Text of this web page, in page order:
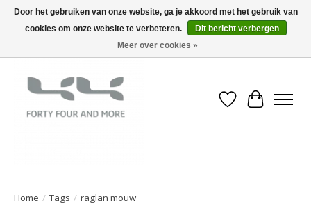
Verlanglijst
Home / Tags / raglan mouw
Door het gebruiken van onze website, ga je akkoord met het gebruik van
cookies om onze website te verbeteren.
Dit bericht verbergen
Meer over cookies »